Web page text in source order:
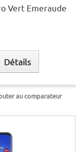
Vert Emeraude
Détails
au comparateur